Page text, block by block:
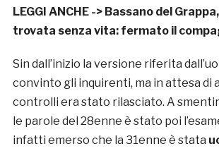
LEGGI ANCHE -> Bassano del
trovata senza vita: fermato il
Sin dall’inizio la versione riferita
convinto gli inquirenti, ma in attesa di
controlli era stato rilasciato. A
le parole del 28enne è stato poi
infatti emerso che la 31enne è stata